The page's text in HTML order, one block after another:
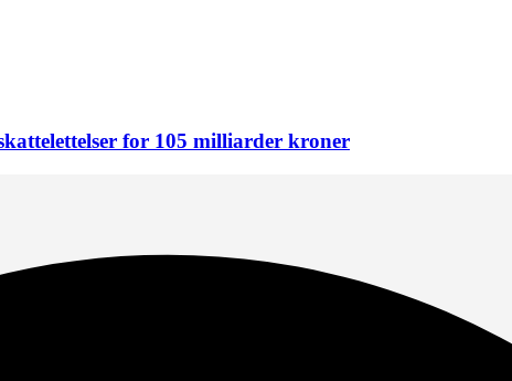
for 105 milliarder kroner